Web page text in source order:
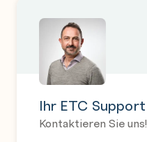
Ihr ETC Support
Kontaktieren Sie uns!